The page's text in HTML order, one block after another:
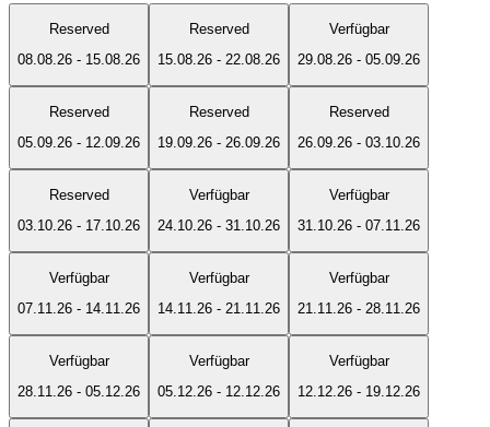
Reserved
08.08.26 - 15.08.26
Reserved
15.08.26 - 22.08.26
Verfügbar
29.08.26 - 05.09.26
Reserved
05.09.26 - 12.09.26
Reserved
19.09.26 - 26.09.26
Reserved
26.09.26 - 03.10.26
Reserved
03.10.26 - 17.10.26
Verfügbar
24.10.26 - 31.10.26
Verfügbar
31.10.26 - 07.11.26
Verfügbar
07.11.26 - 14.11.26
Verfügbar
14.11.26 - 21.11.26
Verfügbar
21.11.26 - 28.11.26
Verfügbar
28.11.26 - 05.12.26
Verfügbar
05.12.26 - 12.12.26
Verfügbar
12.12.26 - 19.12.26